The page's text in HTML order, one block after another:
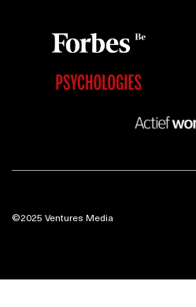
©2025 Ventures Media